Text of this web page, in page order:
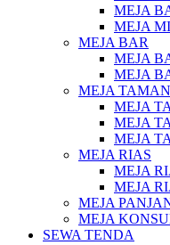
MEJA
MEJA
MEJA BAR
MEJA
MEJA
MEJA
MEJA
MEJA
MEJA
MEJA RIAS
MEJA
MEJA
MEJA
MEJA
SEWA TENDA